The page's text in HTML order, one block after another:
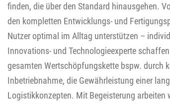
finden, die über den Standard hinausgehen.
den kompletten Entwicklungs- und
Nutzer optimal im Alltag unterstützen –
Innovations- und Technologieexperte
gesamten Wertschöpfungskette bspw. durch
Inbetriebnahme, die Gewährleistung einer
Logistikkonzepten. Mit Begeisterung